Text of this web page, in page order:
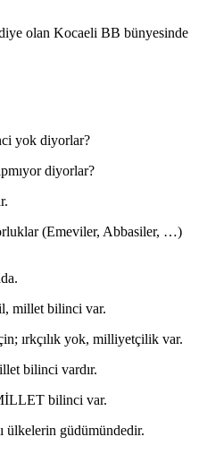
olan Kocaeli BB bünyesinde
yok diyorlar?
diyorlar?
(Emeviler, Abbasiler, …)
millet bilinci var.
ırkçılık yok, milliyetçilik var.
bilinci vardır.
bilinci var.
ülkelerin güdümündedir.